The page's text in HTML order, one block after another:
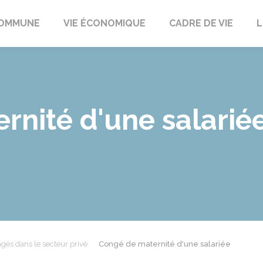
VIE ÉCONOMIQUE CADRE DE VIE
d'une
dans le secteur privé Congé de maternité d'une salariée